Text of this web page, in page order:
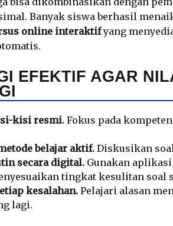
Banyak siswa berhasil
online interaktifyang
EFEKTIF AGAR
kisi resmi. Fokus pada
belajar aktif.Diskusikan
secara digital. Gunakan
tingkat kesulitan soal
kesalahan.Pelajari alasan
lagi.